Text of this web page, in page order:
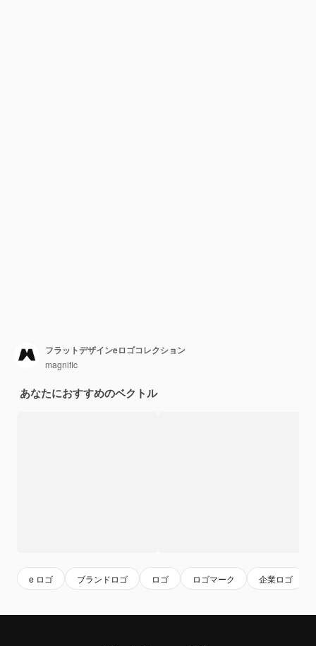
フラットデザインeロゴコレクション
magnific
あなたにおすすめのベクトル
e ロゴ ブランドロゴ ロゴ ロゴマーク 企業ロゴ